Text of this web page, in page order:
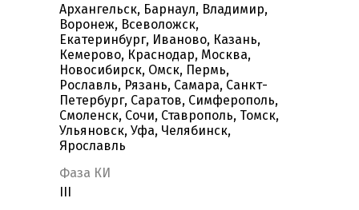
Архангельск, Барнаул, Владимир,
Воронеж, Всеволожск,
Екатеринбург, Иваново, Казань,
Кемерово, Краснодар, Москва,
Новосибирск, Омск, Пермь,
Рославль, Рязань, Самара, Санкт-
Петербург, Саратов, Симферополь,
Смоленск, Сочи, Ставрополь, Томск,
Ульяновск, Уфа, Челябинск,
Ярославль
Фаза КИ
III